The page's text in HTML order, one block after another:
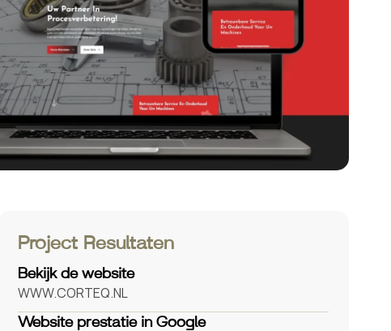
Project Resultaten
Bekijk de website
WWW.CORTEQ.NL
Website prestatie in Google